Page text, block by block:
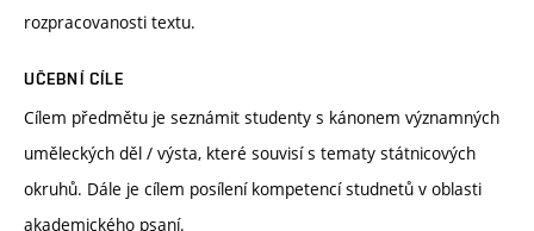
rozpracovanosti textu.
UČEBNÍ CÍLE
Cílem předmětu je seznámit studenty s kánonem významných
uměleckých děl / výsta, které souvisí s tematy státnicových
okruhů. Dále je cílem posílení kompetencí studnetů v oblasti
akademického psaní.